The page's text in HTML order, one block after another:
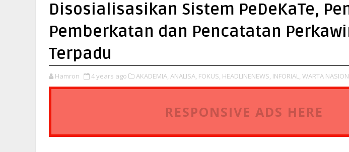
Disosialisasikan Sistem PeDeKaTe,
Pemberkatan dan Pencatatan
Terpadu
Hamron 4 years ago AKADEMIA, ANALISA, FOKUS, HEADLINENEWS, INFORIAL, WARTA
RESPONSIVE ADS HERE